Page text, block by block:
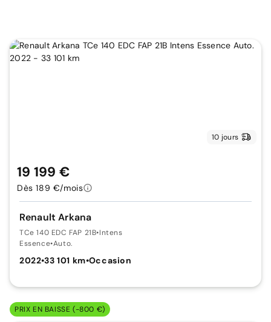
10 jours
Renault Arkana
TCe 140 EDC FAP 21B•Intens
Essence•Auto.
2022•33 101 km•Occasion
19 199 €
Dès 189 €/mois
PRIX EN BAISSE (-800 €)